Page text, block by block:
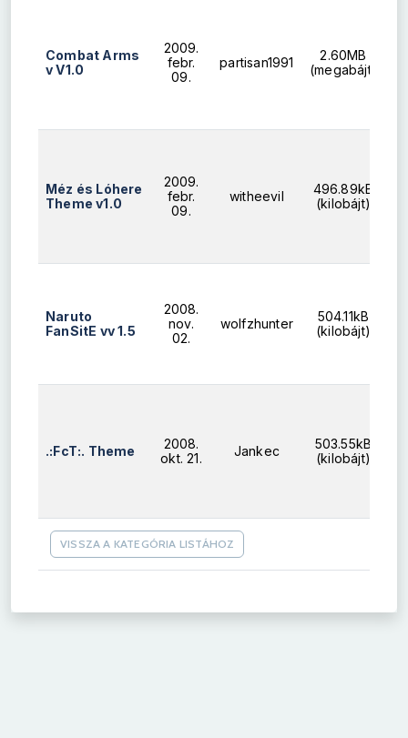
Combat Arms
v V1.0
2009.
febr.
09.
partisan1991
2.60MB
(megabájt)
Méz és Lóhere
Theme v1.0
2009.
febr.
09.
witheevil
496.89kB
(kilobájt)
Naruto
FanSitE vv 1.5
2008.
nov.
02.
wolfzhunter
504.11kB
(kilobájt)
.:FcT:. Theme
2008.
okt. 21.
Jankec
503.55kB
(kilobájt)
VISSZA A KATEGÓRIA LISTÁHOZ